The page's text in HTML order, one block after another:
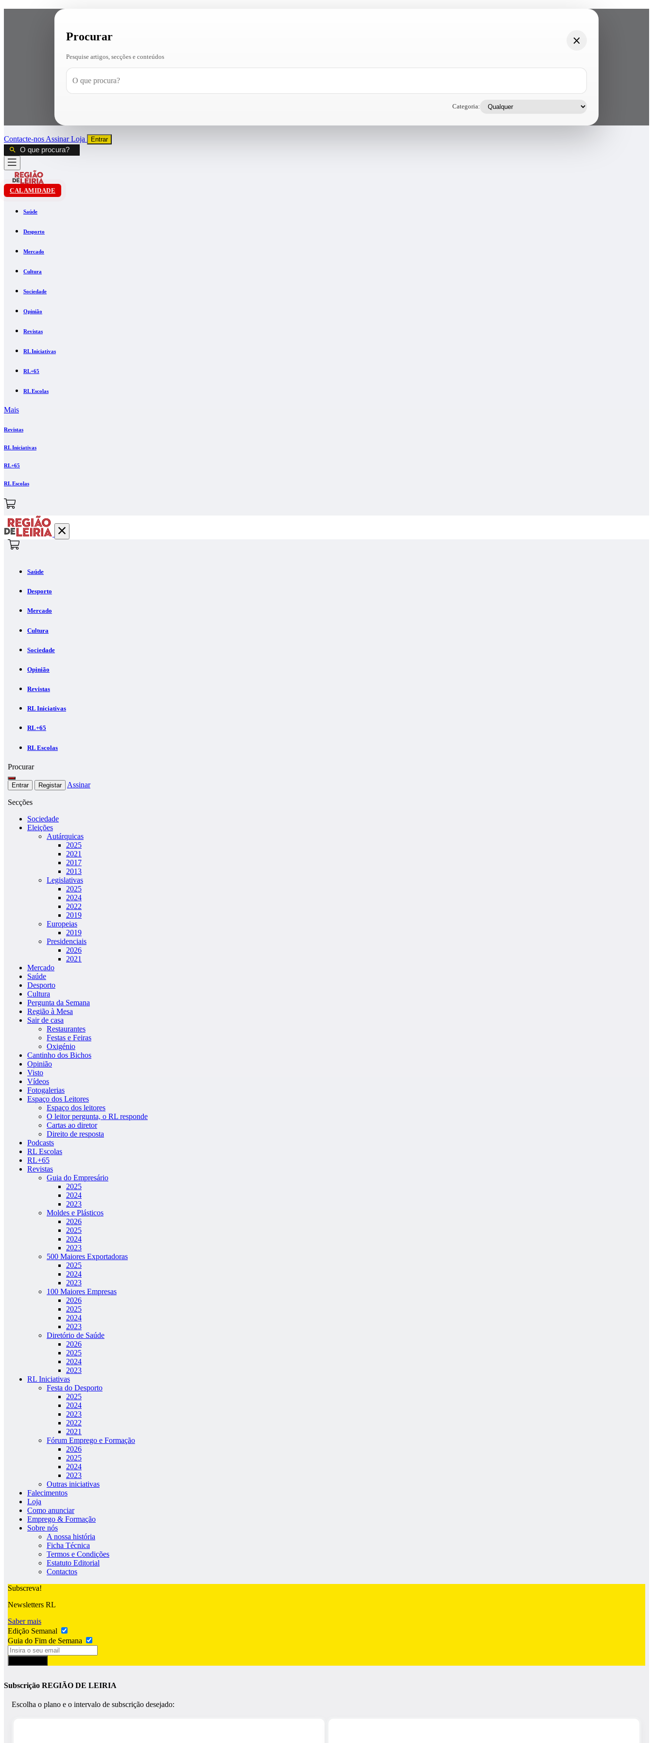
Procurar
Pesquise artigos, secções e conteúdos
Categoria:
Contacte-nos AssinarLoja Entrar
CALAMIDADE
Saúde
Desporto
Mercado
Cultura
Sociedade
Opinião
Revistas
RL Iniciativas
RL+65
RL Escolas
Mais
Revistas
RL Iniciativas
RL+65
RL Escolas
Saúde
Desporto
Mercado
Cultura
Sociedade
Opinião
Revistas
RL Iniciativas
RL+65
RL Escolas
Procurar
Entrar Registar Assinar
Secções
Sociedade
Eleições
Autárquicas
2025
2021
2017
2013
Legislativas
2025
2024
2022
2019
Europeias
2019
Presidenciais
2026
2021
Mercado
Saúde
Desporto
Cultura
Pergunta da Semana
Região à Mesa
Sair de casa
Restaurantes
Festas e Feiras
Oxigénio
Cantinho dos Bichos
Opinião
Visto
Vídeos
Fotogalerias
Espaço dos Leitores
Espaço dos leitores
O leitor pergunta, o RL responde
Cartas ao diretor
Direito de resposta
Podcasts
RL Escolas
RL+65
Revistas
Guia do Empresário
2025
2024
2023
Moldes e Plásticos
2026
2025
2024
2023
500 Maiores Exportadoras
2025
2024
2023
100 Maiores Empresas
2026
2025
2024
2023
Diretório de Saúde
2026
2025
2024
2023
RL Iniciativas
Festa do Desporto
2025
2024
2023
2022
2021
Fórum Emprego e Formação
2026
2025
2024
2023
Outras iniciativas
Falecimentos
Loja
Como anunciar
Emprego & Formação
Sobre nós
A nossa história
Ficha Técnica
Termos e Condições
Estatuto Editorial
Contactos
Subscreva!
Newsletters RL
Saber mais
Edição Semanal
Guia do Fim de Semana
Subscrição REGIÃO DE LEIRIA
Escolha o plano e o intervalo de subscrição desejado: